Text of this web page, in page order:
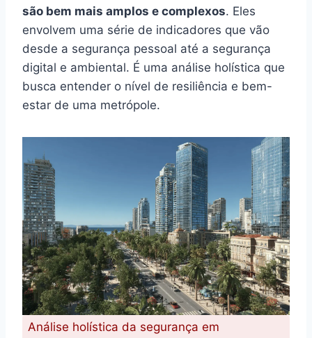
são bem mais amplos e complexos. Eles
envolvem uma série de indicadores que vão
desde a segurança pessoal até a segurança
digital e ambiental. É uma análise holística que
busca entender o nível de resiliência e bem-
estar de uma metrópole.
Análise holística da segurança em